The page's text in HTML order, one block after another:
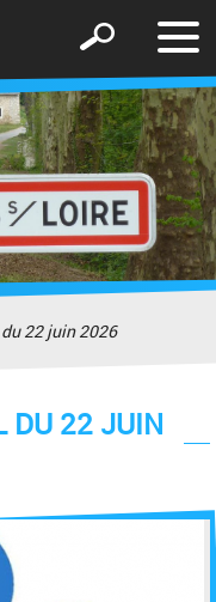
le
Afficher
formulaire
de
recherche
22 juin 2026
DU 22 JUIN